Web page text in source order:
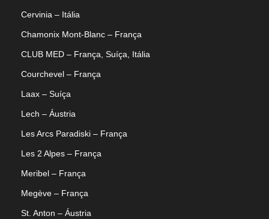
Cervinia – Itália
Chamonix Mont-Blanc – França
CLUB MED – França, Suíça, Itália
Courchevel – França
Laax – Suíça
Lech – Áustria
Les Arcs Paradiski – França
Les 2 Alpes – França
Meribel – França
Megève – França
St. Anton – Áustria